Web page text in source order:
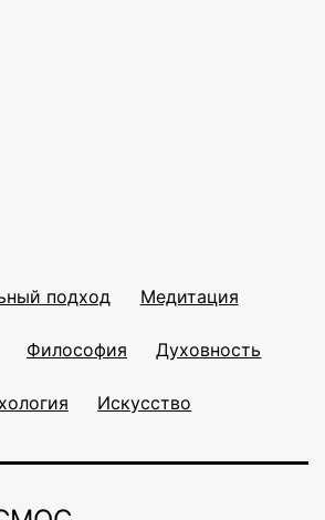
подход Медитация
Философия Духовность
Искусство